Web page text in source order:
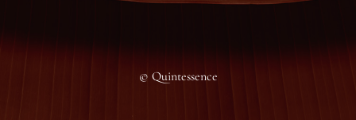
© Quintessence